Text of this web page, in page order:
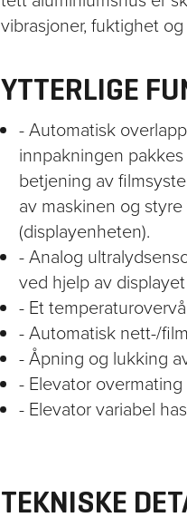
vibrasjoner, fuktighet
YTTERLIGE
- Automatisk
innpakningen
betjening av
av maskinen og
(displayenheten).
- Analog
ved hjelp av displayet
- Et
- Automatisk nett-/
- Åpning og lukking
- Elevator
- Elevator variabel
TEKNISKE